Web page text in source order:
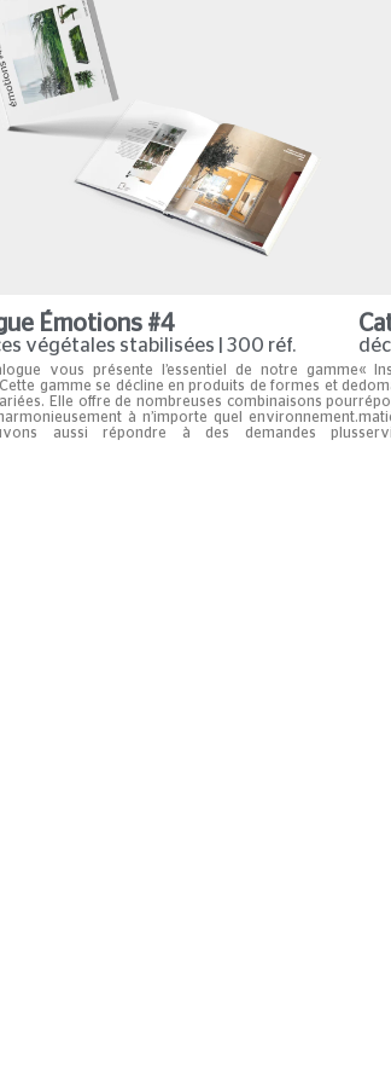
Émotions #4
végétales stabilisées | 300 réf.
vous présente l’essentiel de notre gamme
gamme se décline en produits de formes et de
Elle offre de nombreuses combinaisons pour
à n’importe quel environnement.
aussi répondre à des demandes plus
«
et